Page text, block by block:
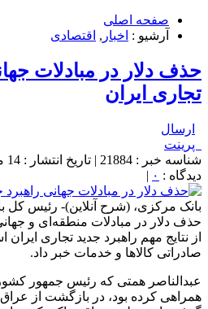
صفحه اصلی
آرشیو : اخبار , اقتصادی
حذف دلار در مبادلات
تجاری ایران
ارسال
پرینت
دیدگاه : ۰ |
بانک مرکزی، (شرح آنلاین)- رئیس کل
حذف دلار در مبادلات منطقه‌ای و
از نتایج مهم راهبرد جدید تجاری
صادراتی کالاها و خدمات خبر داد.
عبدالناصر همتی که رئیس جمهور
همراهی کرده بود، در بازگشت از عراق